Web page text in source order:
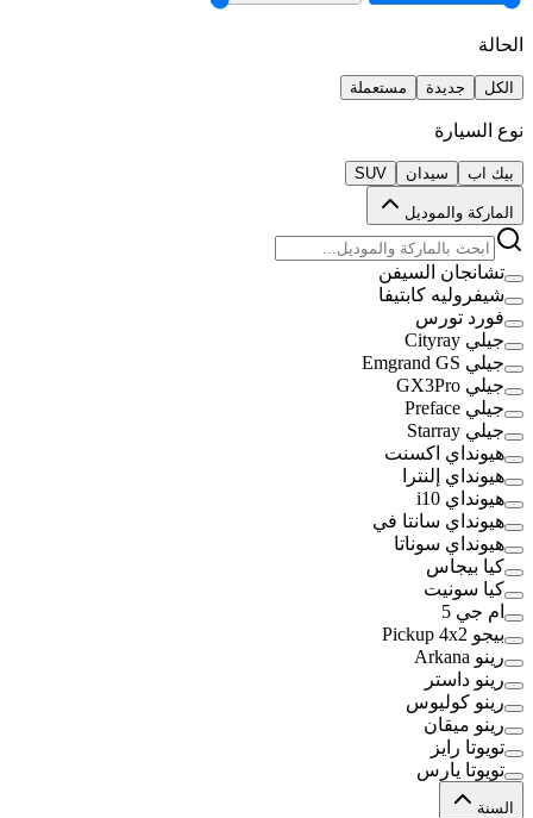
الحالة
الكل جديدة مستعملة
نوع السيارة
بيك اب سيدان SUV
الماركة والموديل
تشانجان السيفن
شيفروليه كابتيفا
فورد تورس
جيلي Cityray
جيلي Emgrand GS
جيلي GX3Pro
جيلي Preface
جيلي Starray
هيونداي اكسنت
هيونداي إلنترا
هيونداي i10
هيونداي سانتا في
هيونداي سوناتا
كيا بيجاس
كيا سونيت
ام جي 5
بيجو Pickup 4x2
رينو Arkana
رينو داستر
رينو كوليوس
رينو ميقان
تويوتا رايز
تويوتا يارس
السنة